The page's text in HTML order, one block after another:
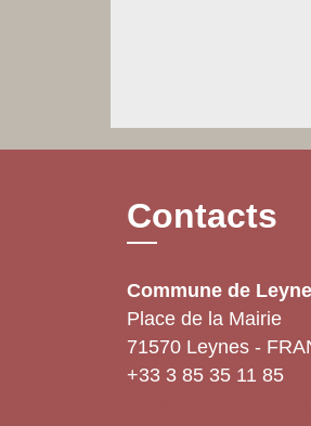
Contacts
Commune de
Place de la Mairie
71570 Leynes -
+33 3 85 35 11 85